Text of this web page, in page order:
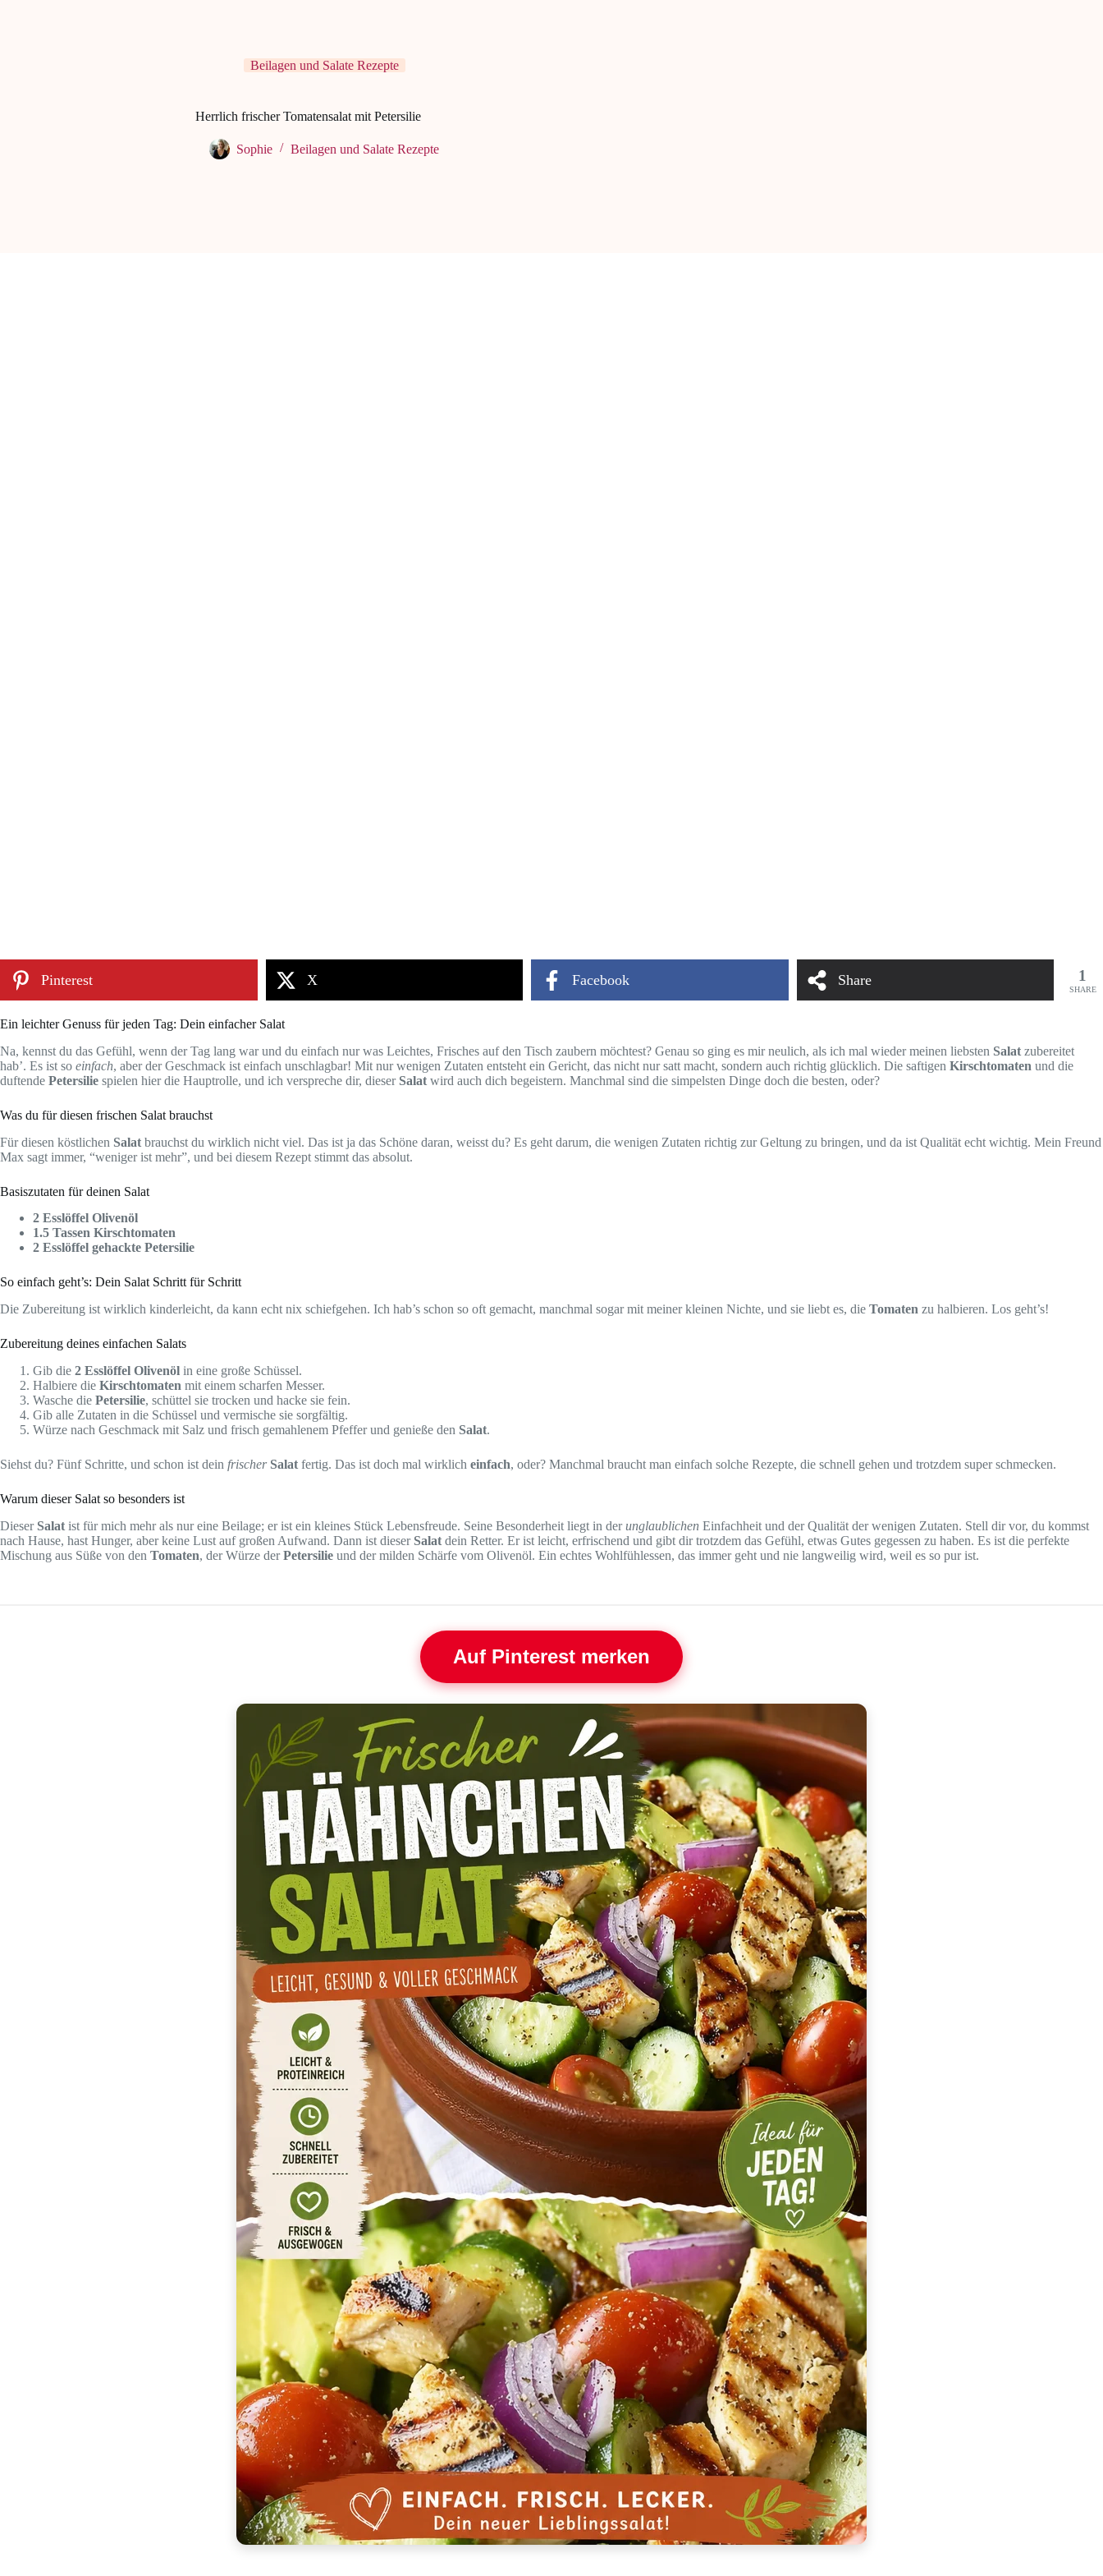
Beilagen und Salate Rezepte
Herrlich frischer Tomatensalat mit Petersilie
Sophie Beilagen und Salate Rezepte
Pinterest X Facebook Share 1
SHARE
Ein leichter Genuss für jeden Tag: Dein einfacher Salat
Na, kennst du das Gefühl, wenn der Tag lang war und du einfach nur was Leichtes, Frisches auf den Tisch zaubern möchtest? Genau so ging es mir neulich, als ich mal wieder meinen liebsten Salat zubereitet
hab’. Es ist so einfach, aber der Geschmack ist einfach unschlagbar! Mit nur wenigen Zutaten entsteht ein Gericht, das nicht nur satt macht, sondern auch richtig glücklich. Die saftigen Kirschtomaten und die
duftende Petersilie spielen hier die Hauptrolle, und ich verspreche dir, dieser Salat wird auch dich begeistern. Manchmal sind die simpelsten Dinge doch die besten, oder?
Was du für diesen frischen Salat brauchst
Für diesen köstlichen Salat brauchst du wirklich nicht viel. Das ist ja das Schöne daran, weisst du? Es geht darum, die wenigen Zutaten richtig zur Geltung zu bringen, und da ist Qualität echt wichtig. Mein Freund
Max sagt immer, “weniger ist mehr”, und bei diesem Rezept stimmt das absolut.
Basiszutaten für deinen Salat
2 Esslöffel Olivenöl
1.5 Tassen Kirschtomaten
2 Esslöffel gehackte Petersilie
So einfach geht’s: Dein Salat Schritt für Schritt
Die Zubereitung ist wirklich kinderleicht, da kann echt nix schiefgehen. Ich hab’s schon so oft gemacht, manchmal sogar mit meiner kleinen Nichte, und sie liebt es, die Tomaten zu halbieren. Los geht’s!
Zubereitung deines einfachen Salats
Gib die 2 Esslöffel Olivenöl in eine große Schüssel.
Halbiere die Kirschtomaten mit einem scharfen Messer.
Wasche die Petersilie, schüttel sie trocken und hacke sie fein.
Gib alle Zutaten in die Schüssel und vermische sie sorgfältig.
Würze nach Geschmack mit Salz und frisch gemahlenem Pfeffer und genieße den Salat.
Siehst du? Fünf Schritte, und schon ist dein frischer Salat fertig. Das ist doch mal wirklich einfach, oder? Manchmal braucht man einfach solche Rezepte, die schnell gehen und trotzdem super schmecken.
Warum dieser Salat so besonders ist
Dieser Salat ist für mich mehr als nur eine Beilage; er ist ein kleines Stück Lebensfreude. Seine Besonderheit liegt in derunglaublichen Einfachheit und der Qualität der wenigen Zutaten. Stell dir vor, du kommst
nach Hause, hast Hunger, aber keine Lust auf großen Aufwand. Dann ist dieser Salat dein Retter. Er ist leicht, erfrischend und gibt dir trotzdem das Gefühl, etwas Gutes gegessen zu haben. Es ist die perfekte
Mischung aus Süße von den Tomaten, der Würze derPetersilie und der milden Schärfe vom Olivenöl. Ein echtes Wohlfühlessen, das immer geht und nie langweilig wird, weil es so pur ist.
Auf Pinterest merken